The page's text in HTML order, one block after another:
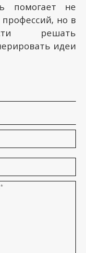
помогает не
но в
решать
идеи